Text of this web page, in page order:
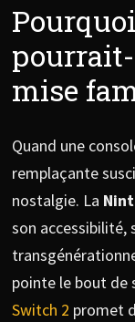
mise
Quand une
remplaçante
nostalgie. La
son accessibilité,
pointe le bout de
Switch 2 promet